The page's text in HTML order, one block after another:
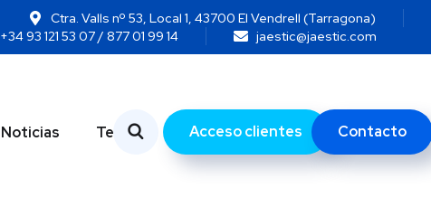
Ctra. Valls nº 53, Local 1, 43700 El Vendrell (Tarragona)
+34 93 121 53 07 / 877 01 99 14
jaestic@jaestic.com
Noticias Temas Acceso clientes Contacto